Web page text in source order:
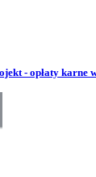
- opłaty karne